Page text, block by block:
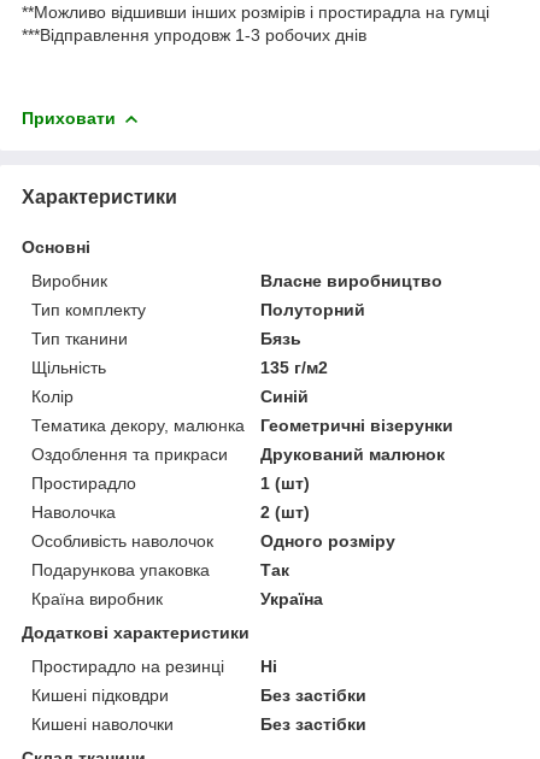
**Можливо відшивши інших розмірів і простирадла на гумці
***Відправлення упродовж 1-3 робочих днів
Приховати
Характеристики
Основні
Виробник
Власне виробництво
Тип комплекту
Полуторний
Тип тканини
Бязь
Щільність
135 г/м2
Колір
Синій
Тематика декору, малюнка
Геометричні візерунки
Оздоблення та прикраси
Друкований малюнок
Простирадло
1 (шт)
Наволочка
2 (шт)
Особливість наволочок
Одного розміру
Подарункова упаковка
Так
Країна виробник
Україна
Додаткові характеристики
Простирадло на резинці
Ні
Кишені підковдри
Без застібки
Кишені наволочки
Без застібки